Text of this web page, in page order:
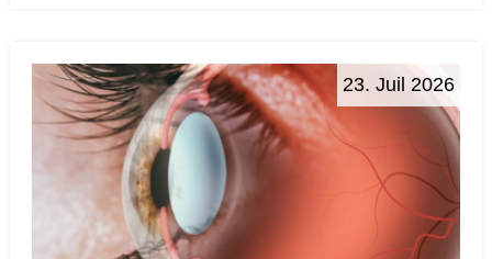
23. Juil 2026